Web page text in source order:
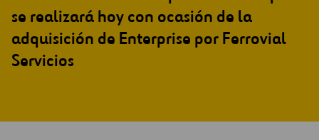
se realizará hoy con ocasión de la
adquisición de Enterprise por Ferrovial
Servicios